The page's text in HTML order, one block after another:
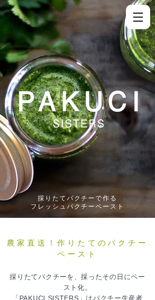
採りたてパクチーで作る
フレッシュパクチーペースト
農家直送！作りたてのパクチー
ペースト
採りたてパクチーを、採ったその日にペー
スト化。
「PAKUCI SISTERS」はパクチー生産者